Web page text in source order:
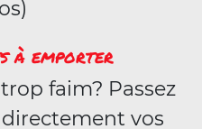
à emporter
faim? Passez
vos